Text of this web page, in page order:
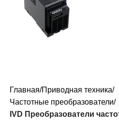
Главная Приводная техника
Частотные преобразователи
IVD Преобразователи